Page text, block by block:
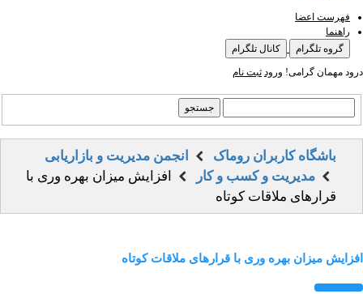
فهرست اعضا
راهنما
گروه تلگرام
کانال تلگرام
درود مهمان گرامی! ورود ثبت نام
باشگاه کاربران روماک
انجمن مدیریت و بازاریابی
مدیریت و کسب و کار
افزایش میزان بهره وری با
قرارهای ملاقات‌ کوتاه
افزایش میزان بهره وری با قرارهای ملاقات‌ کوتاه